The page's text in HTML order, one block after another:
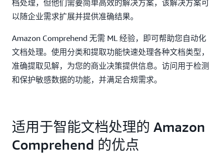
档处理，但他们需要简单高效的解决方案，该解决方案可
以随企业需求扩展并提供准确结果。
Amazon Comprehend 无需 ML 经验，即可帮助您自动化
文档处理。使用分类和提取功能快速处理各种文档类型，
准确提取见解，为您的商业决策提供信息。访问用于检测
和保护敏感数据的功能，并满足合规需求。
适用于智能文档处理的 Amazon
Comprehend 的优点